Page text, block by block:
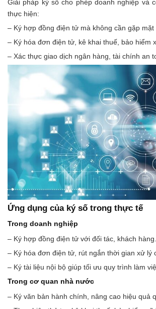
Giải pháp ký số cho phép doanh nghiệp và
thực hiện:
– Ký hợp đồng điện tử mà không cần gặp mặt
– Ký hóa đơn điện tử, kê khai thuế, bảo hiểm
– Xác thực giao dịch ngân hàng, tài chính an
Ứng dụng của ký số trong thực tế
Trong doanh nghiệp
– Ký hợp đồng điện tử với đối tác, khách hàng.
– Ký hóa đơn điện tử, rút ngắn thời gian xử lý
– Ký tài liệu nội bộ giúp tối ưu quy trình làm
Trong cơ quan nhà nước
– Ký văn bản hành chính, nâng cao hiệu quả